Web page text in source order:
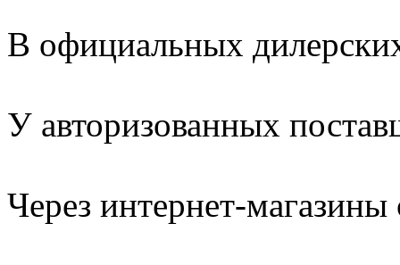
В официальных
У авторизованных
Через интернет-